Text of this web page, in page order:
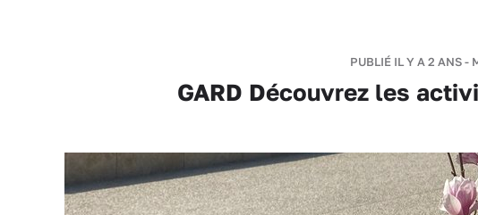
PUBLIÉ IL Y A 2 ANS -
GARD Découvrez les